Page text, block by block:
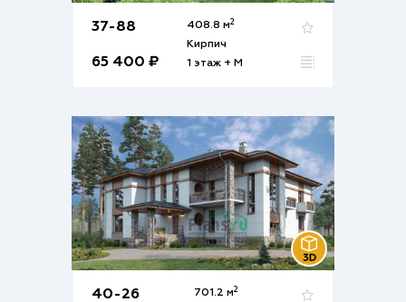
37-88
65 400 ₽
408.8 м2
Кирпич
1 этаж + М
40-26 701.2 м2